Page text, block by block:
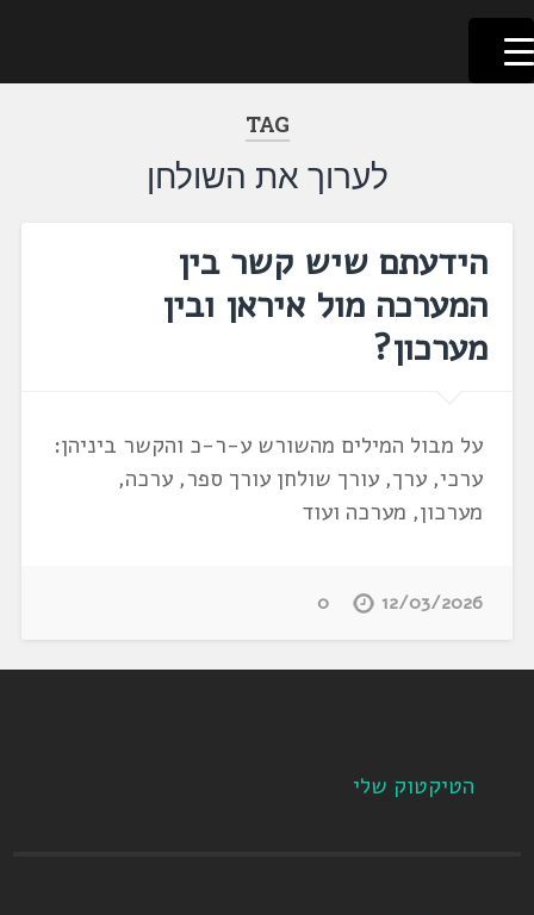
דלג
לתוכן
לשוניאדה
עברית. לשון. שפה
TAG
לערוך את השולחן
הידעתם שיש קשר בין
המערכה מול איראן ובין
מערכון?
על מבול המילים מהשורש ע-ר-כ והקשר ביניהן:
ערכי, ערך, עורך שולחן עורך ספר, ערכה,
מערכון, מערכה ועוד
12/03/2026
0
הטיקטוק שלי